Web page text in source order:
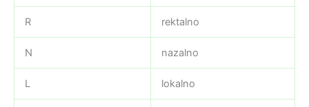
R rektalno
N nazalno
L lokalno